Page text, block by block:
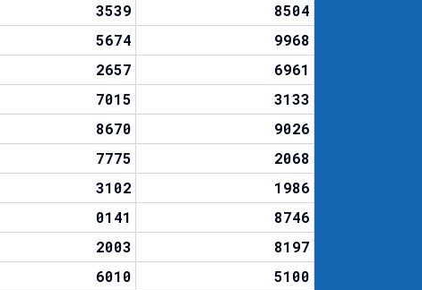
3539
8504
5674
9968
2657
6961
7015
3133
8670
9026
7775
2068
3102
1986
0141
8746
2003
8197
6010
5100